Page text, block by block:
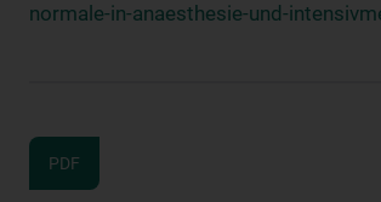
normale-in-anaesthesie-und-
PDF